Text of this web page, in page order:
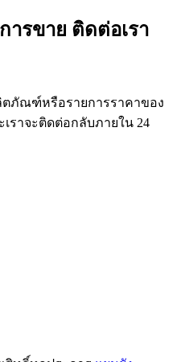
ารขาย ติดต่อเรา
ตภัณฑ์หรือรายการราคาของ
เราจะติดต่อกลับภายใน 24